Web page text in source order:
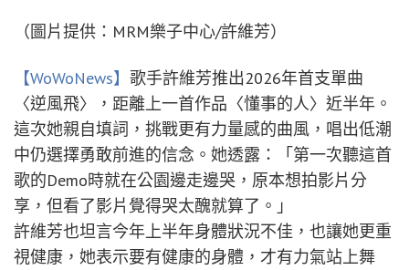
（圖片提供：MRM樂子中心/許維芳）
【WoWoNews】 歌手許維芳推出2026年首支單曲
〈逆風飛〉，距離上一首作品〈懂事的人〉近半年。
這次她親自填詞，挑戰更有力量感的曲風，唱出低潮
中仍選擇勇敢前進的信念。她透露：「第一次聽這首
歌的Demo時就在公園邊走邊哭，原本想拍影片分
享，但看了影片覺得哭太醜就算了。」
許維芳也坦言今年上半年身體狀況不佳，也讓她更重
視健康，她表示要有健康的身體，才有力氣站上舞